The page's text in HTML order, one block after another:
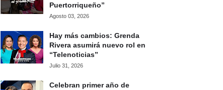
Puertorriqueño”
Agosto 03, 2026
Hay más cambios: Grenda
Rivera asumirá nuevo rol en
“Telenoticias”
Julio 31, 2026
Celebran primer año de